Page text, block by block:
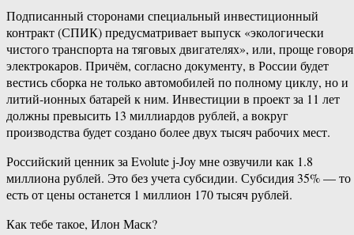
Подписанный сторонами специальный инвестиционный
контракт (СПИК) предусматривает выпуск «экологически
чистого транспорта на тяговых двигателях», или, проще
электрокаров. Причём, согласно документу, в России будет
вестись сборка не только автомобилей по полному циклу, но и
литий-ионных батарей к ним. Инвестиции в проект за 11 лет
должны превысить 13 миллиардов рублей, а вокруг
производства будет создано более двух тысяч рабочих мест.
Российский ценник за Evolute j-Joy мне озвучили как 1.8
миллиона рублей. Это без учета субсидии. Субсидия 35% — то
есть от цены останется 1 миллион 170 тысяч рублей.
Как тебе такое, Илон Маск?